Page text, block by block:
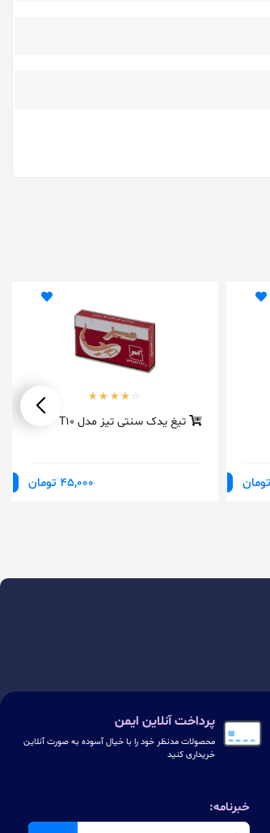
تیغ یدک سنتی تیز مدل T10
45,000 تومان
پرداخت آنلاین ایمن
محصولات مدنظر خود را با خیال آسوده به صورت آنلاین
خریداری کنید
خبرنامه: